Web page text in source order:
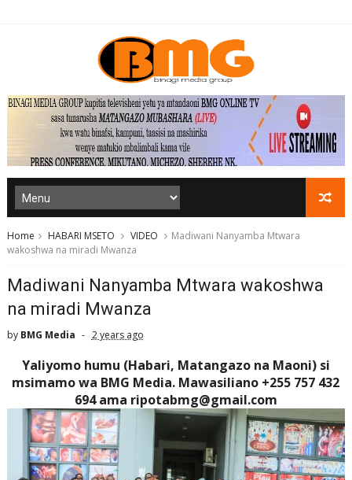
Home HABARI MSETO VIDEO
Madiwani Nanyamba Mtwara
wakoshwa na miradi Mwanza
Madiwani Nanyamba Mtwara wakoshwa
na miradi Mwanza
by BMG Media 2 years ago
Yaliyomo humu (Habari, Matangazo na Maoni) si
msimamo wa BMG Media. Mawasiliano +255 757 432
694 ama ripotabmg@gmail.com